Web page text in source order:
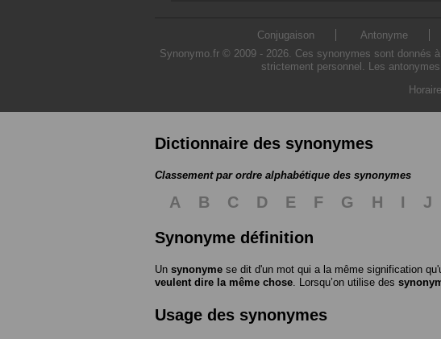
Conjugaison Antonyme
Synonymo.fr © 2009 - 2026. Ces synonymes sont donnés
strictement personnel. Les
Dictionnaire des synonymes
Classement par ordre alphabétique des synonymes
A B C D E F G H I J
Synonyme définition
Un synonyme se dit d'un mot qui a la même signification
veulent dire la même chose . Lorsqu’on utilise des
Usage des synonymes